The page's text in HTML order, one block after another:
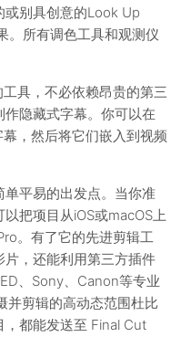
或别具创意的Look Up
。所有调色工具和观测仪
具，不必依赖昂贵的第三
隐藏式字幕。你可以在
，然后将它们嵌入到视频
平易的出发点。当你准
把项目从iOS或macOS上
。有了它的先进剪辑工
，还能利用第三方插件
、Sony、Canon等专业
并剪辑的高动态范围杜比
都能发送至 Final Cut